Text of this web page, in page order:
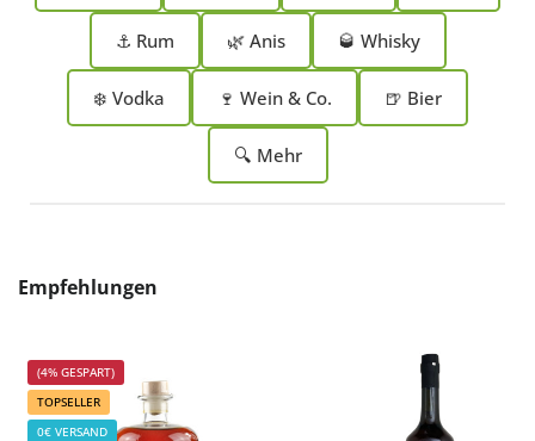
⚓ Rum 🌿 Anis 🥃 Whisky
❄️ Vodka 🍷 Wein & Co. 🍺 Bier
🔍 Mehr
Produktgalerie überspringen
Empfehlungen
(4% GESPART)
TOPSELLER
0€ VERSAND